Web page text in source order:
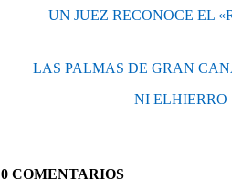
UN JUEZ RECONOCE EL
LAS PALMAS DE GRAN
NI ELHIERRO
0 COMENTARIOS